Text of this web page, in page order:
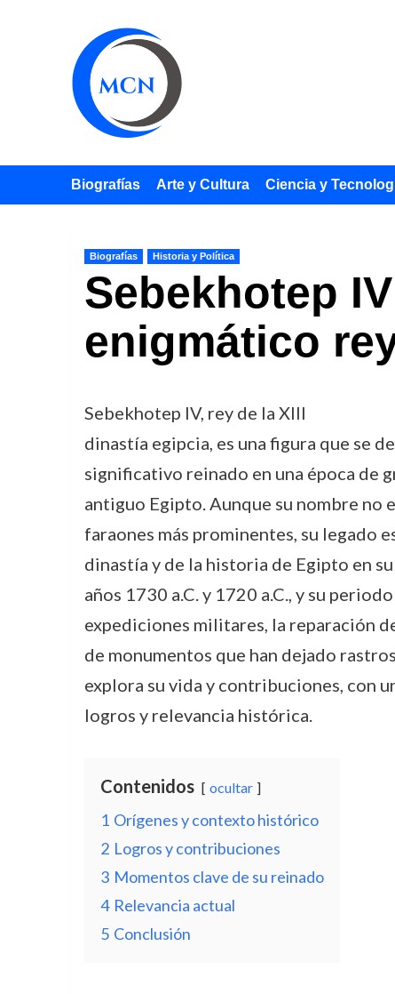
Biografías Arte y Cultura Ciencia y
Biografías Historia y Política
Sebekhotep
enigmático
Sebekhotep IV, rey de la XIII
dinastía egipcia, es una figura que se
significativo reinado en una época de
antiguo Egipto. Aunque su nombre no
faraones más prominentes, su legado
dinastía y de la historia de Egipto en
años 1730 a.C. y 1720 a.C., y su
expediciones militares, la reparación
de monumentos que han dejado
explora su vida y contribuciones, con
logros y relevancia histórica.
Contenidos ocultar
1 Orígenes y contexto histórico
2 Logros y contribuciones
3 Momentos clave de su reinado
4 Relevancia actual
5 Conclusión